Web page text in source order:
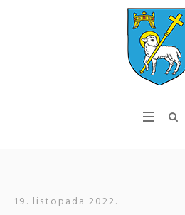
19. listopada 2022.